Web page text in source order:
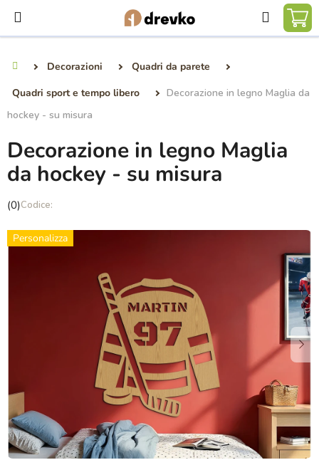
contenuto
Ricerca
Decorazioni
Quadri da parete
Quadri sport e tempo libero
Decorazione in legno Maglia da
hockey - su misura
Decorazione in legno Maglia
da hockey - su misura
La
media
del
(0)
Personalizza